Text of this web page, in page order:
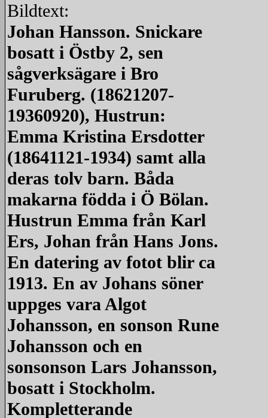
Bildtext:
Johan Hansson. Snickare
bosatt i Östby 2, sen
sågverksägare i Bro
Furuberg. (18621207-
19360920), Hustrun:
Emma Kristina Ersdotter
(18641121-1934) samt alla
deras tolv barn. Båda
makarna födda i Ö Bölan.
Hustrun Emma från Karl
Ers, Johan från Hans Jons.
En datering av fotot blir ca
1913. En av Johans söner
uppges vara Algot
Johansson, en sonson Rune
Johansson och en
sonsonson Lars Johansson,
bosatt i Stockholm.
Kompletterande